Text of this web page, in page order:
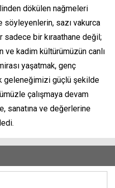
dökülen nağmeleri
sazı vakurca
sadece bir kıraathane değil;
ve kadim kültürümüzün canlı
yaşatmak, genç
geleneğimizi güçlü şekilde
çalışmaya devam
sanatına ve değerlerine